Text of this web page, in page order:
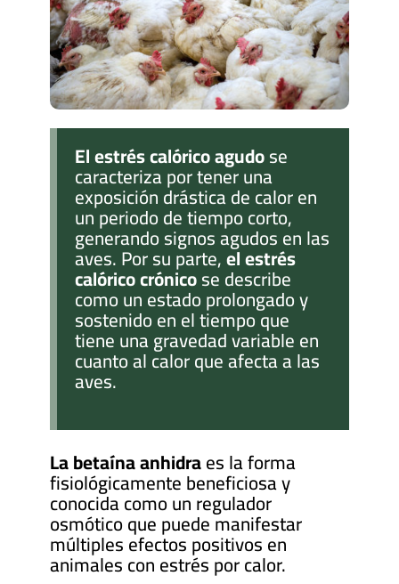
El estrés calórico agudose
caracteriza por tener una
exposición drástica de calor en
un periodo de tiempo corto,
generando signos agudos en las
aves. Por su parte,el estrés
calórico crónicose describe
como un estado prolongado y
sostenido en el tiempo que
tiene una gravedad variable en
cuanto al calor que afecta a las
aves.
La betaína anhidraes la forma
fisiológicamente beneficiosa y
conocida como un regulador
osmótico que puede manifestar
múltiples efectos positivos en
animales con estrés por calor.